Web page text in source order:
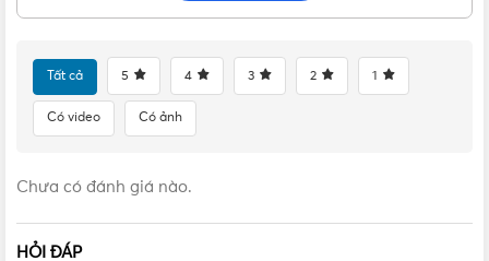
MPE LDL1 có thể sử dụng trong thời gian dài trước khi sạc pin lại
Tất cả 5 4 3 2 1
Có video Có ảnh
Chưa có đánh giá nào.
HỎI ĐÁP